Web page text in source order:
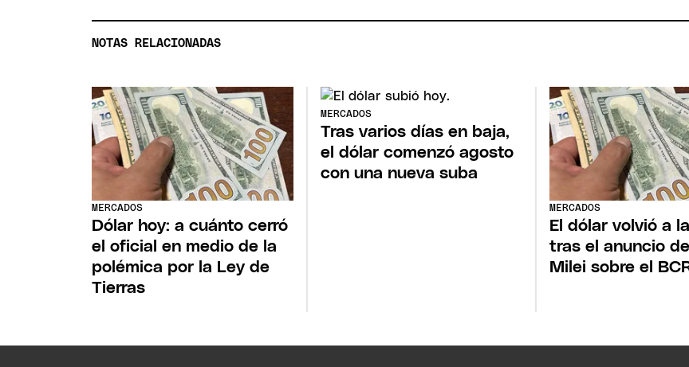
NOTAS RELACIONADAS
MERCADOS
Dólar hoy: a cuánto cerró
el oficial en medio de la
polémica por la Ley de
Tierras
MERCADOS
Tras varios días en baja,
el dólar comenzó agosto
con una nueva suba
MERCADOS
El dólar volvió a
tras el anuncio
Milei sobre el